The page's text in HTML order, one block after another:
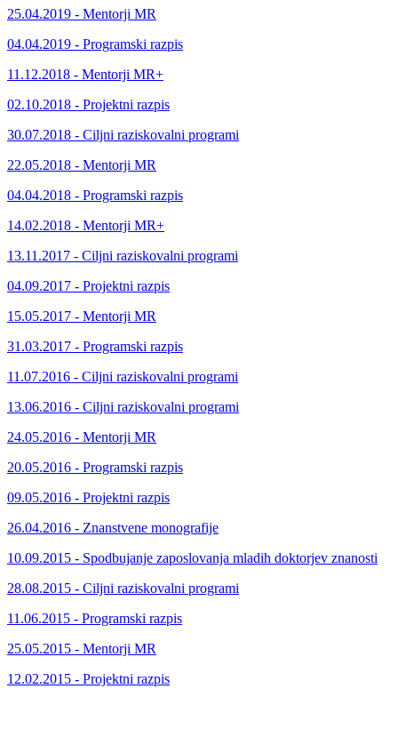
25.04.2019 - Mentorji MR
04.04.2019 - Programski razpis
11.12.2018 - Mentorji MR+
02.10.2018 - Projektni razpis
30.07.2018 - Ciljni raziskovalni programi
22.05.2018 - Mentorji MR
04.04.2018 - Programski razpis
14.02.2018 - Mentorji MR+
13.11.2017 - Ciljni raziskovalni programi
04.09.2017 - Projektni razpis
15.05.2017 - Mentorji MR
31.03.2017 - Programski razpis
11.07.2016 - Ciljni raziskovalni programi
13.06.2016 - Ciljni raziskovalni programi
24.05.2016 - Mentorji MR
20.05.2016 - Programski razpis
09.05.2016 - Projektni razpis
26.04.2016 - Znanstvene monografije
10.09.2015 - Spodbujanje zaposlovanja mladih doktorjev znanosti
28.08.2015 - Ciljni raziskovalni programi
11.06.2015 - Programski razpis
25.05.2015 - Mentorji MR
12.02.2015 - Projektni razpis